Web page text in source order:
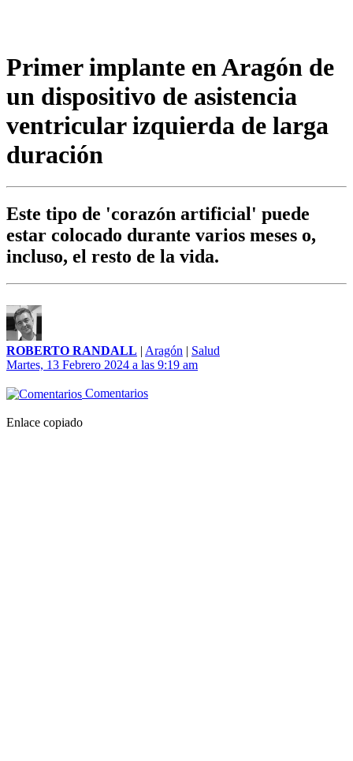
Primer implante en Aragón de
un dispositivo de asistencia
ventricular izquierda de larga
duración
Este tipo de 'corazón artificial' puede
estar colocado durante varios meses o,
incluso, el resto de la vida.
ROBERTO RANDALL | Aragón | Salud
Martes, 13 Febrero 2024 a las 9:19 am
Comentarios
Enlace copiado